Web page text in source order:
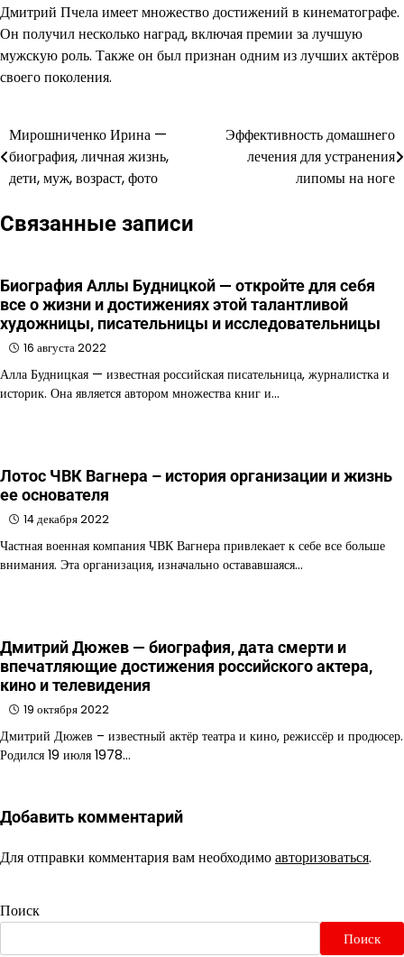
Дмитрий Пчела имеет множество достижений в кинематографе.
Он получил несколько наград, включая премии за лучшую
мужскую роль. Также он был признан одним из лучших актёров
своего поколения.
Навигация
по
Мирошниченко Ирина —
биография, личная жизнь,
дети, муж, возраст, фото
Эффективность домашнего
лечения для устранения
липомы на ноге
Связанные записи
Биография Аллы Будницкой — откройте для себя
все о жизни и достижениях этой талантливой
художницы, писательницы и исследовательницы
16 августа 2022
Алла Будницкая — известная российская писательница, журналистка и
историк. Она является автором множества книг и…
Лотос ЧВК Вагнера – история организации и жизнь
ее основателя
14 декабря 2022
Частная военная компания ЧВК Вагнера привлекает к себе все больше
внимания. Эта организация, изначально остававшаяся…
Дмитрий Дюжев — биография, дата смерти и
впечатляющие достижения российского актера,
кино и телевидения
19 октября 2022
Дмитрий Дюжев – известный актёр театра и кино, режиссёр и продюсер.
Родился 19 июля 1978…
Добавить комментарий
Для отправки комментария вам необходимоавторизоваться.
Поиск
Поиск